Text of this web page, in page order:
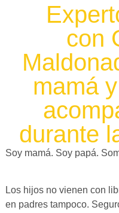
con
mamá
durante
Soy mamá. Soy papá.
Los hijos no vienen con
en padres tampoco.